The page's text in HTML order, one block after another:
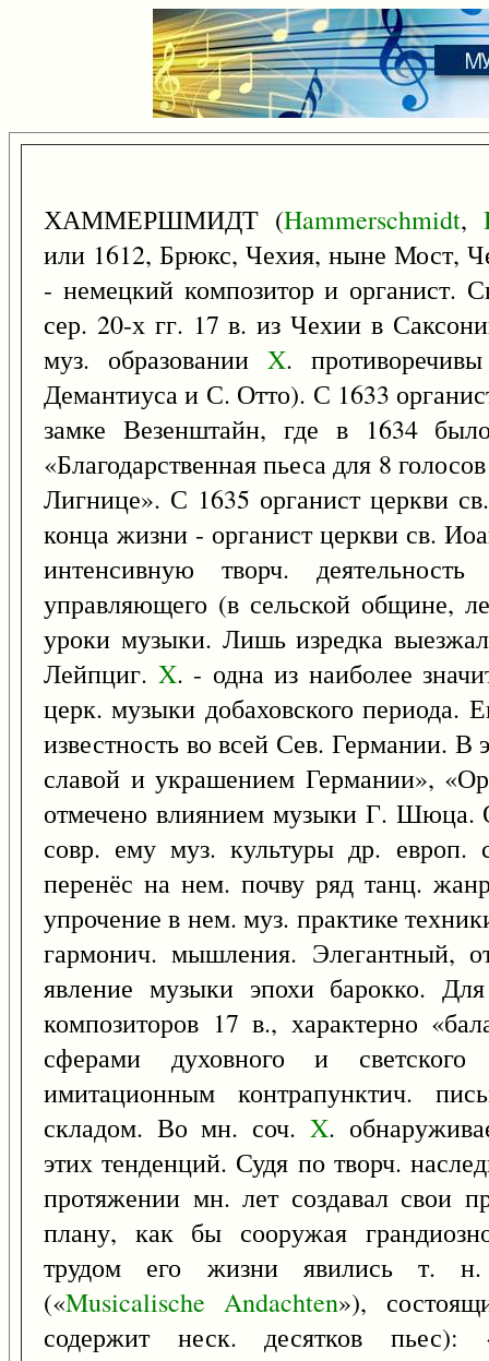
ХАММЕРШМИДТ (Hammerschmidt,
или 1612, Брюкс, Чехия, ныне Мост,
- немецкий композитор и органист.
сер. 20-х гг. 17 в. из Чехии в
муз. образовании X.
Демантиуса и С. Отто). С 1633
замке Везенштайн, где в 1634
«Благодарственная пьеса для 8
Лигнице». С 1635 органист церкви
конца жизни - органист церкви св.
интенсивную творч.
управляющего (в сельской общине,
уроки музыки. Лишь изредка
Лейпциг. X. - одна из наиболее
церк. музыки добаховского периода.
известность во всей Сев. Германии.
славой и украшением Германии»,
отмечено влиянием музыки Г. Шюца.
совр. ему муз. культуры др. европ.
перенёс на нем. почву ряд танц.
упрочение в нем. муз. практике
гармонич. мышления. Элегантный,
явление музыки эпохи барокко.
композиторов 17 в., характерно
сферами духовного и
имитационным контрапунктич.
складом. Во мн. соч. X.
этих тенденций. Судя по творч.
протяжении мн. лет создавал свои
плану, как бы сооружая
трудом его жизни явились т. н.
(«Musicalische Andachten»),
содержит неск. десятков пьес):